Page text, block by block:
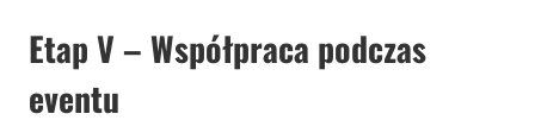
Etap V – Współpraca podczas
eventu